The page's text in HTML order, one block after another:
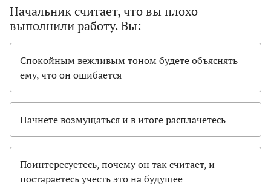
Начальник считает, что вы плохо
выполнили работу. Вы:
Спокойным вежливым тоном будете объяснять
ему, что он ошибается
Начнете возмущаться и в итоге расплачетесь
Поинтересуетесь, почему он так считает, и
постараетесь учесть это на будущее